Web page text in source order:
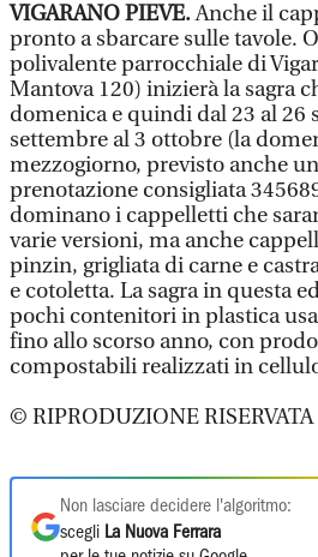
VIGARANO PIEVE.Anche il
pronto a sbarcare sulle tavole.
polivalente parrocchiale di
Mantova 120) inizierà la sagra
domenica e quindi dal 23 al 26
settembre al 3 ottobre (la
mezzogiorno, previsto anche
prenotazione consigliata
dominano i cappelletti che
varie versioni, ma anche
pinzin, grigliata di carne e
e cotoletta. La sagra in questa
pochi contenitori in plastica
fino allo scorso anno, con
compostabili realizzati in
© RIPRODUZIONE RISERVATA
Non lasciare decidere l'algoritmo:
scegli La Nuova Ferrara